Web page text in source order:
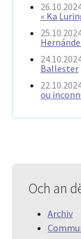
« Ka
Ballester
ou
Och an
Archiv